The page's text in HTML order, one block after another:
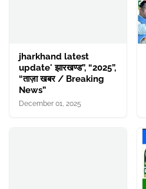
jharkhand latest
update' झारखण्ड”, “2025”,
“ताज़ा खबर / Breaking
News”
December 01, 2025